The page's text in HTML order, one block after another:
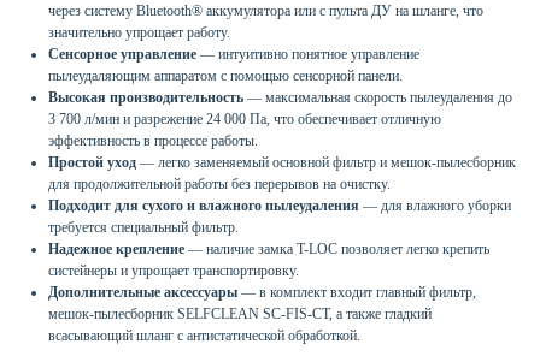
через систему Bluetooth® аккумулятора или с пульта ДУ на шланге, что
значительно упрощает работу.
Сенсорное управление — интуитивно понятное управление
пылеудаляющим аппаратом с помощью сенсорной панели.
Высокая производительность — максимальная скорость пылеудаления до
3 700 л/мин и разрежение 24 000 Па, что обеспечивает отличную
эффективность в процессе работы.
Простой уход — легко заменяемый основной фильтр и мешок-пылесборник
для продолжительной работы без перерывов на очистку.
Подходит для сухого и влажного пылеудаления — для влажного уборки
требуется специальный фильтр.
Надежное крепление — наличие замка T-LOC позволяет легко крепить
систейнеры и упрощает транспортировку.
Дополнительные аксессуары — в комплект входит главный фильтр,
мешок-пылесборник SELFCLEAN SC-FIS-CT, а также гладкий
всасывающий шланг с антистатической обработкой.